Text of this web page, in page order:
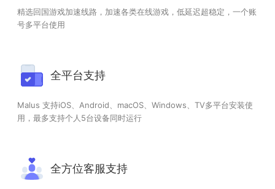
精选回国游戏加速线路，加速各类在线游戏，低延迟超稳定，一个账
号多平台使用
全平台支持
Malus 支持iOS、Android、macOS、Windows、TV多平台安装使
用，最多支持个人5台设备同时运行
全方位客服支持